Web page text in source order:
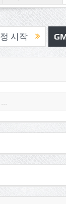
육중 4-H 환경동